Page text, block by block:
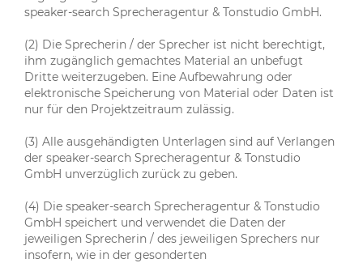
speaker-search Sprecheragentur & Tonstudio GmbH.
(2) Die Sprecherin / der Sprecher ist nicht berechtigt,
ihm zugänglich gemachtes Material an unbefugt
Dritte weiterzugeben. Eine Aufbewahrung oder
elektronische Speicherung von Material oder Daten ist
nur für den Projektzeitraum zulässig.
(3) Alle ausgehändigten Unterlagen sind auf Verlangen
der speaker-search Sprecheragentur & Tonstudio
GmbH unverzüglich zurück zu geben.
(4) Die speaker-search Sprecheragentur & Tonstudio
GmbH speichert und verwendet die Daten der
jeweiligen Sprecherin / des jeweiligen Sprechers nur
insofern, wie in der gesonderten